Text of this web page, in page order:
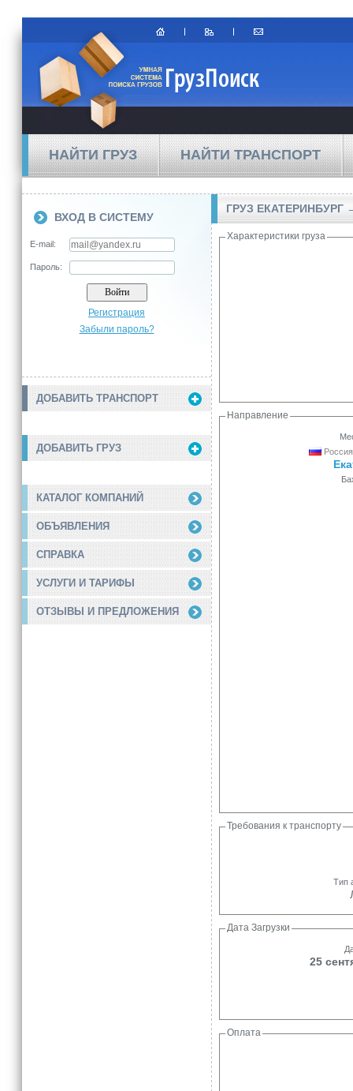
НАЙТИ ГРУЗ НАЙТИ ТРАНСПОРТ
ВХОД В СИСТЕМУ
E-mail:
Пароль:
Регистрация
Забыли пароль?
ДОБАВИТЬ ТРАНСПОРТ
ДОБАВИТЬ ГРУЗ
КАТАЛОГ КОМПАНИЙ
ОБЪЯВЛЕНИЯ
СПРАВКА
УСЛУГИ И ТАРИФЫ
ОТЗЫВЫ И ПРЕДЛОЖЕНИЯ
ГРУЗ
Характеристики груза
Направление
Требования к транспорту
Тип
Дата Загрузки
25
Оплата